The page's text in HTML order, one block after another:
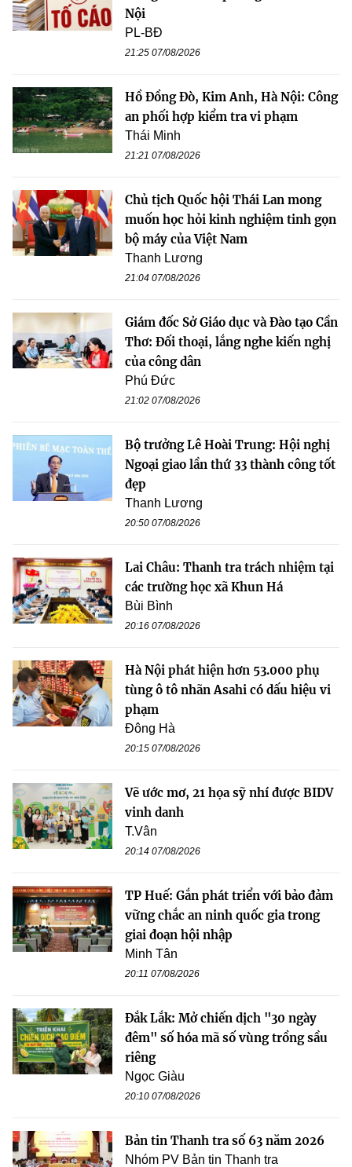
Nội
PL-BĐ
21:25 07/08/2026
Hồ Đồng Đò, Kim Anh, Hà Nội: Công
an phối hợp kiểm tra vi phạm
Thái Minh
21:21 07/08/2026
Chủ tịch Quốc hội Thái Lan mong
muốn học hỏi kinh nghiệm tinh gọn
bộ máy của Việt Nam
Thanh Lương
21:04 07/08/2026
Giám đốc Sở Giáo dục và Đào tạo Cần
Thơ: Đối thoại, lắng nghe kiến nghị
của công dân
Phú Đức
21:02 07/08/2026
Bộ trưởng Lê Hoài Trung: Hội nghị
Ngoại giao lần thứ 33 thành công tốt
đẹp
Thanh Lương
20:50 07/08/2026
Lai Châu: Thanh tra trách nhiệm tại
các trường học xã Khun Há
Bùi Bình
20:16 07/08/2026
Hà Nội phát hiện hơn 53.000 phụ
tùng ô tô nhãn Asahi có dấu hiệu vi
phạm
Đông Hà
20:15 07/08/2026
Vẽ ước mơ, 21 họa sỹ nhí được BIDV
vinh danh
T.Vân
20:14 07/08/2026
TP Huế: Gắn phát triển với bảo đảm
vững chắc an ninh quốc gia trong
giai đoạn hội nhập
Minh Tân
20:11 07/08/2026
Đắk Lắk: Mở chiến dịch "30 ngày
đêm" số hóa mã số vùng trồng sầu
riêng
Ngọc Giàu
20:10 07/08/2026
Bản tin Thanh tra số 63 năm 2026
Nhóm PV Bản tin Thanh tra